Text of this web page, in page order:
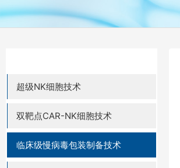
超级NK细胞技术
双靶点CAR-NK细胞技术
临床级慢病毒包装制备技术